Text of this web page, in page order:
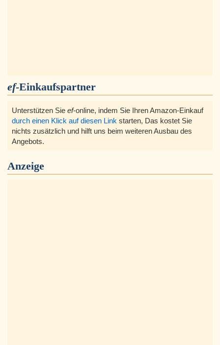
ef-Einkaufspartner
Unterstützen Sie ef-online, indem Sie Ihren Amazon-Einkauf
durch einen Klick auf diesen Link starten, Das kostet Sie
nichts zusätzlich und hilft uns beim weiteren Ausbau des
Angebots.
Anzeige